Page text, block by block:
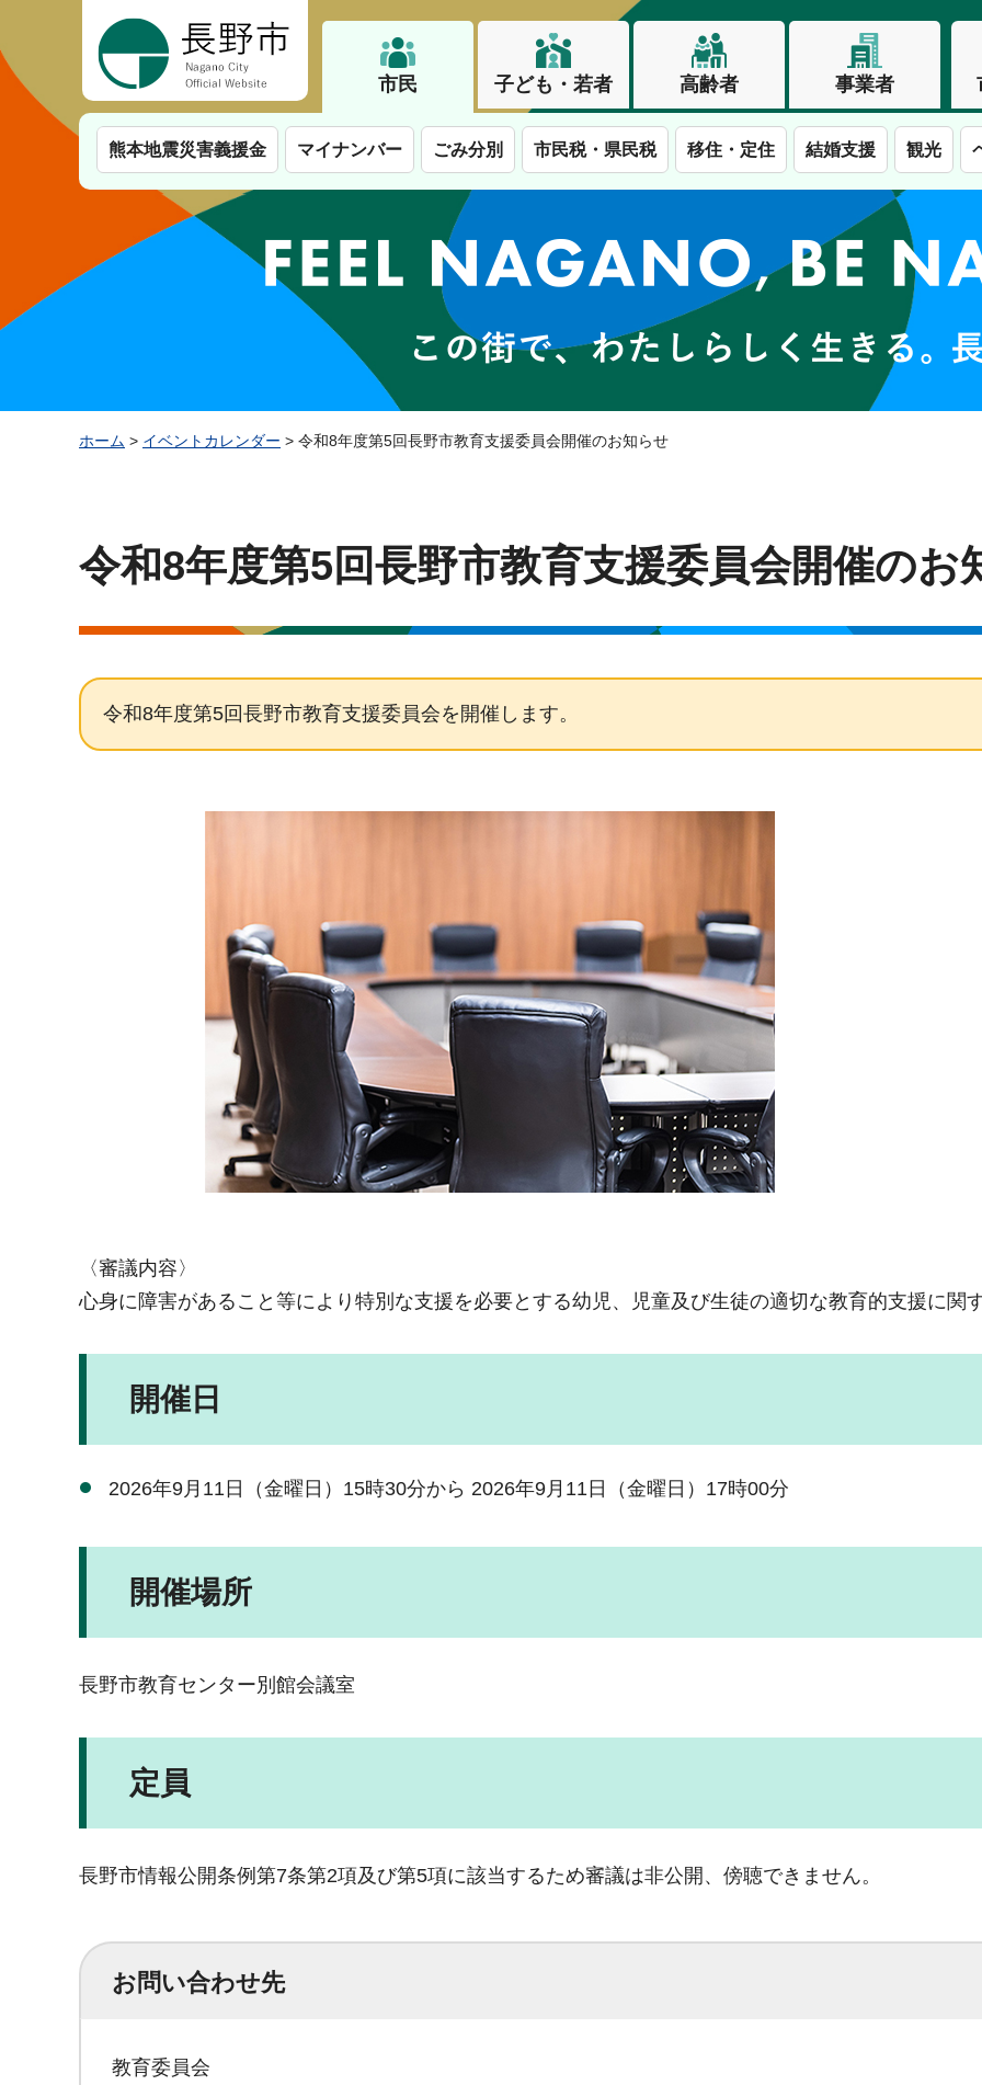
市民 子ども・若者 高齢者 事業者
熊本地震災害義援金 マイナンバー ごみ分別 市民税・県民税 移住・定住 結婚支援 観光
この街で、わたしらしく生きる。長野市
ホーム > イベントカレンダー > 令和8年度第5回長野市教育支援委員会開催のお知らせ
令和8年度第5回長野市教育支援委員会開催のお
令和8年度第5回長野市教育支援委員会を開催します。
〈審議内容〉
心身に障害があること等により特別な支援を必要とする幼児、児童及び生徒の適切な教育的支援に関
開催日
2026年9月11日（金曜日）15時30分から 2026年9月11日（金曜日）17時00分
開催場所
長野市教育センター別館会議室
定員
長野市情報公開条例第7条第2項及び第5項に該当するため審議は非公開、傍聴できません。
お問い合わせ先
教育委員会